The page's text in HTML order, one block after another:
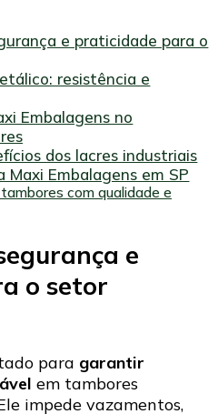
e praticidade para o
resistência e
Embalagens no
dos lacres industriais
Maxi Embalagens em SP
com qualidade e
e
o setor
para garantir
em tambores
impede vazamentos,